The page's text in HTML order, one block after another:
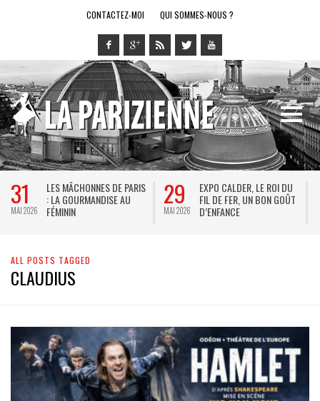
CONTACTEZ-MOI QUI SOMMES-NOUS ?
31
MAI 2026
LES MÂCHONNES DE PARIS
: LA GOURMANDISE AU
FÉMININ
29
MAI 2026
EXPO CALDER, LE ROI DU
FIL DE FER, UN BON GOÛT
D’ENFANCE
ALL POSTS TAGGED
CLAUDIUS